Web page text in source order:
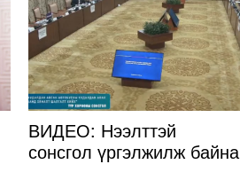
ВИДЕО: Нээлттэй
сонсгол үргэлжилж байна